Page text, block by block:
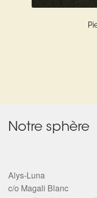
Notre sphère
Alys-Luna
c/o Magali Blanc